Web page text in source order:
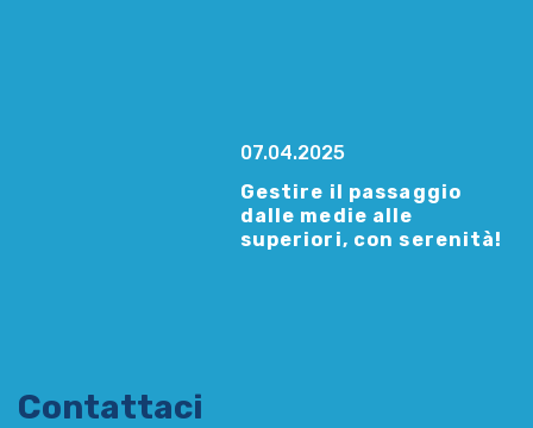
07.04.2025
Gestire il passaggio
dalle medie alle
superiori, con serenità!
Contattaci